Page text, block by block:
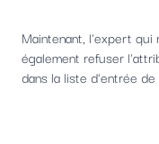
Maintenant, l'expert
également refuser
dans la liste d'entrée